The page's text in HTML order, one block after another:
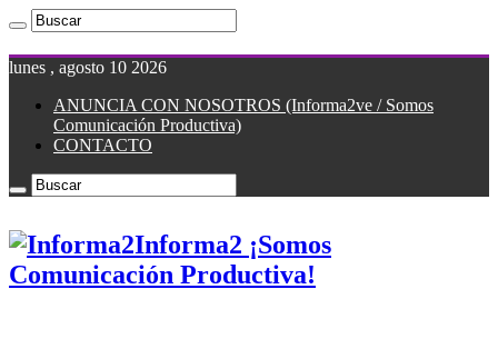
lunes , agosto 10 2026
ANUNCIA CON NOSOTROS (Informa2ve / Somos
Comunicación Productiva)
CONTACTO
Informa2 ¡Somos
Comunicación Productiva!